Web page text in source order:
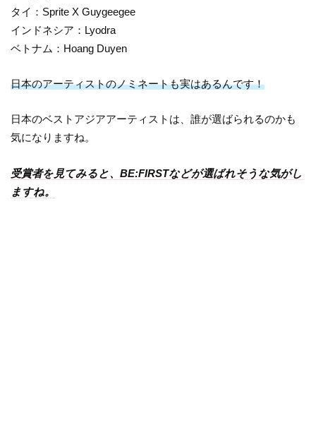
タイ：Sprite X Guygeegee
インドネシア：Lyodra
ベトナム： Hoang Duyen
日本のアーティストのノミネートも実はあるんです！
日本のベストアジアアーティストは、誰が選ばられるのかも
気になりますね。
受賞者を見てみると、BE:FIRSTなどが選ばれそうな気がし
ますね。